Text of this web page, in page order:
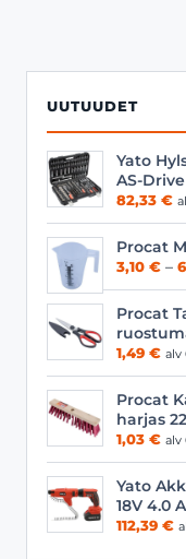
UUTUUDET
Yato
AS-Drive
82,33 €
Procat
3,10 € –
Procat
1,49 € alv
Procat
harjas
1,03 € alv
Yato
18V 4.0
112,39 €